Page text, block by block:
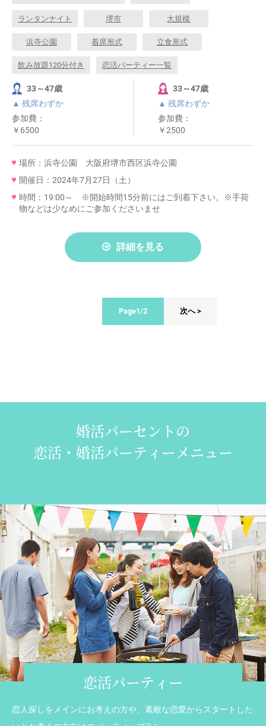
ランタンナイト 堺市 大規模
浜寺公園 着席形式 立食形式
飲み放題120分付き 恋活パーティー一覧
33～47歳
▲ 残席わずか
参加費：
￥6500
33～47歳
▲ 残席わずか
参加費：
￥2500
場所：浜寺公園 大阪府堺市西区浜寺公園
開催日：2024年7月27日（土）
時間：19:00～ ※開始時間15分前にはご到着下さい。※手荷
物などは少なめにご参加くださいませ
詳細を見る
Page1/2 次へ >
婚活パーセントの
恋活・婚活パーティーメニュー
恋活パーティー
恋人探しをメインにお考えの方や、素敵な恋愛からスタートした